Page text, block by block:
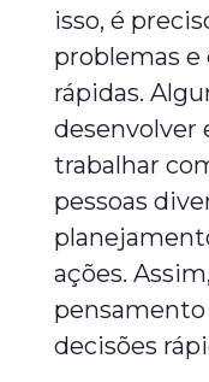
isso, é
problemas e
rápidas.
desenvolver
trabalhar
pessoas
ações.
decisões